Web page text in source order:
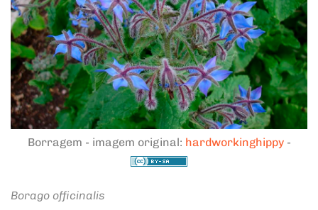
Borragem - imagem original: hardworkinghippy-
Borago officinalis